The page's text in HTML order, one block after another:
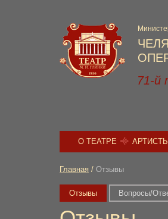
71-й
О ТЕАТРЕ
Главная / Отзывы
Отзывы Вопросы/